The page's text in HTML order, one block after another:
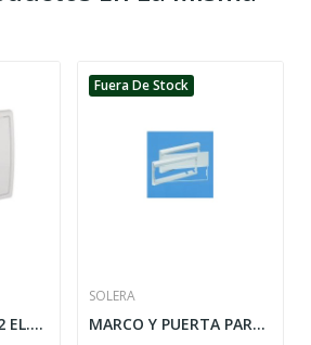
CAJA DISTR.EMP.12 EL.277x220x72mm MO.PTA.BL
Fuera De Stock
SOLERA
MARCO Y PUERTA PARA MOD. 881-880B-880